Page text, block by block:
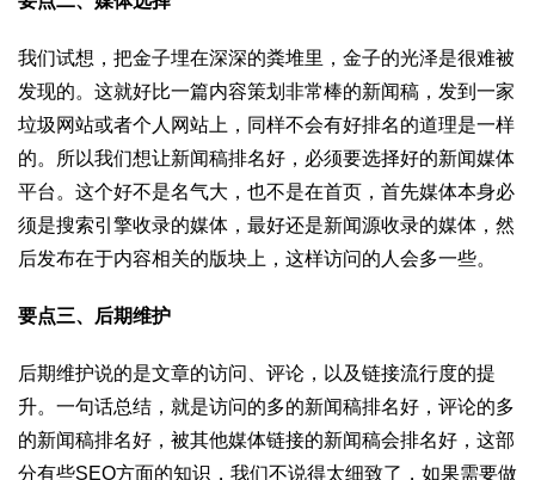
我们试想，把金子埋在深深的粪堆里，金子的光泽是很难被
发现的。这就好比一篇内容策划非常棒的新闻稿，发到一家
垃圾网站或者个人网站上，同样不会有好排名的道理是一样
的。所以我们想让新闻稿排名好，必须要选择好的新闻媒体
平台。这个好不是名气大，也不是在首页，首先媒体本身必
须是搜索引擎收录的媒体，最好还是新闻源收录的媒体，然
后发布在于内容相关的版块上，这样访问的人会多一些。
要点三、后期维护
后期维护说的是文章的访问、评论，以及链接流行度的提
升。一句话总结，就是访问的多的新闻稿排名好，评论的多
的新闻稿排名好，被其他媒体链接的新闻稿会排名好，这部
分有些SEO方面的知识，我们不说得太细致了，如果需要做